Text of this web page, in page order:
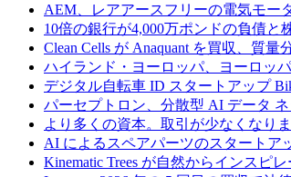
AEM、レアアースフリーの電気モー
10倍の銀行が4,000万ポンドの負債と
Clean Cells が Anaquant を買収、質
ハイランド・ヨーロッパ、ヨーロッ
デジタル自転車 ID スタートアップ
パーセプトロン、分散型 AI データ
より多くの資本。取引が少なくなり
AI によるスペアパーツのスタートア
Kinematic Trees が自然からインスピ